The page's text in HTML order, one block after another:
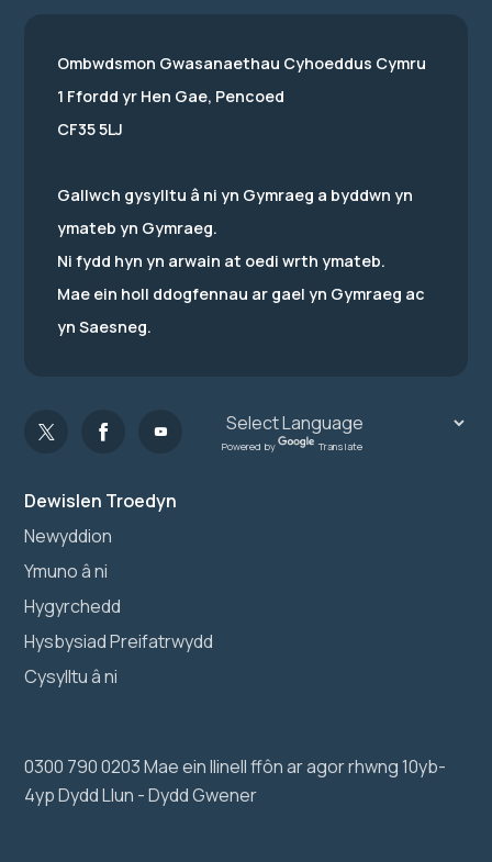
Dewislen Troedyn
Newyddion
Ymuno â ni
Hygyrchedd
Hysbysiad Preifatrwydd
Cysylltu â ni
0300 790 0203 Mae ein llinell ffôn ar agor rhwng 10yb-
4yp Dydd Llun - Dydd Gwener
Ombwdsmon Gwasanaethau Cyhoeddus Cymru
1 Ffordd yr Hen Gae, Pencoed
CF35 5LJ
Gallwch gysylltu â ni yn Gymraeg a byddwn yn
ymateb yn Gymraeg.
Ni fydd hyn yn arwain at oedi wrth ymateb.
Mae ein holl ddogfennau ar gael yn Gymraeg ac
yn Saesneg.
Powered by Translate